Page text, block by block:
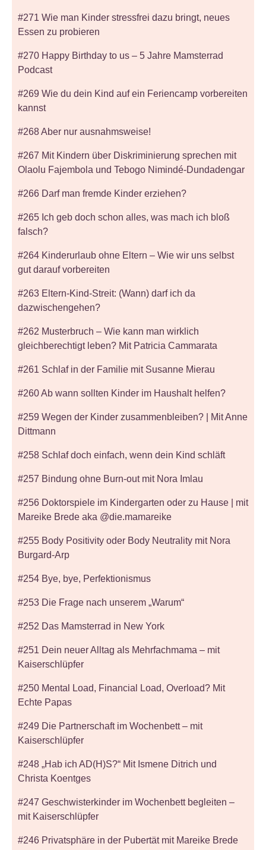
#271 Wie man Kinder stressfrei dazu bringt, neues
Essen zu probieren
#270 Happy Birthday to us – 5 Jahre Mamsterrad
Podcast
#269 Wie du dein Kind auf ein Feriencamp vorbereiten
kannst
#268 Aber nur ausnahmsweise!
#267 Mit Kindern über Diskriminierung sprechen mit
Olaolu Fajembola und Tebogo Nimindé-Dundadengar
#266 Darf man fremde Kinder erziehen?
#265 Ich geb doch schon alles, was mach ich bloß
falsch?
#264 Kinderurlaub ohne Eltern – Wie wir uns selbst
gut darauf vorbereiten
#263 Eltern-Kind-Streit: (Wann) darf ich da
dazwischengehen?
#262 Musterbruch – Wie kann man wirklich
gleichberechtigt leben? Mit Patricia Cammarata
#261 Schlaf in der Familie mit Susanne Mierau
#260 Ab wann sollten Kinder im Haushalt helfen?
#259 Wegen der Kinder zusammenbleiben? | Mit Anne
Dittmann
#258 Schlaf doch einfach, wenn dein Kind schläft
#257 Bindung ohne Burn-out mit Nora Imlau
#256 Doktorspiele im Kindergarten oder zu Hause | mit
Mareike Brede aka @die.mamareike
#255 Body Positivity oder Body Neutrality mit Nora
Burgard-Arp
#254 Bye, bye, Perfektionismus
#253 Die Frage nach unserem „Warum“
#252 Das Mamsterrad in New York
#251 Dein neuer Alltag als Mehrfachmama – mit
Kaiserschlüpfer
#250 Mental Load, Financial Load, Overload? Mit
Echte Papas
#249 Die Partnerschaft im Wochenbett – mit
Kaiserschlüpfer
#248 „Hab ich AD(H)S?“ Mit Ismene Ditrich und
Christa Koentges
#247 Geschwisterkinder im Wochenbett begleiten –
mit Kaiserschlüpfer
#246 Privatsphäre in der Pubertät mit Mareike Brede